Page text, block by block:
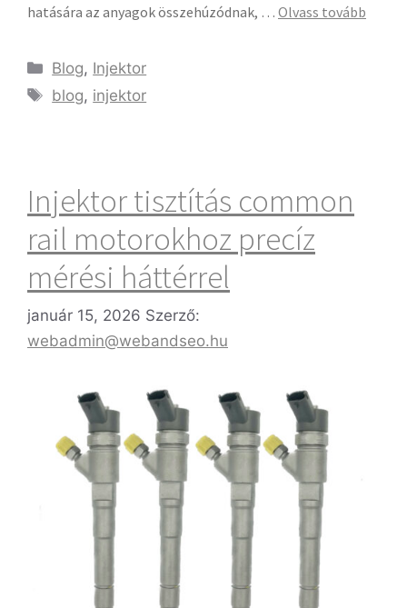
hatására az anyagok összehúzódnak, … Olvass tovább
Blog, Injektor
blog, injektor
Injektor tisztítás common
rail motorokhoz precíz
mérési háttérrel
január 15, 2026 Szerző:
webadmin@webandseo.hu